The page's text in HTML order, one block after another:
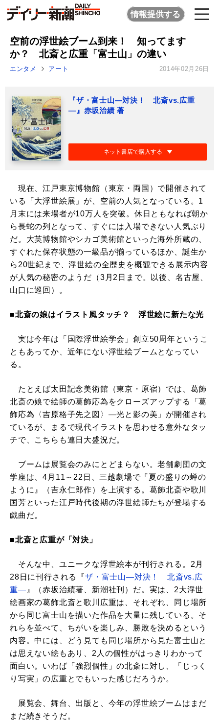
情報提供する
空前の浮世絵ブーム到来！ 知ってます
か？ 北斎と広重「富士山」の違い
エンタメ アート 2014年02月26日
『ザ・富士山―対決！ 北斎vs.広重
―』赤坂治績 著
ネット書店で購入する
現在、江戸東京博物館（東京・両国）で開催されて
いる「大浮世絵展」が、空前の人気となっている。1
月末には来場者が10万人を突破。休日ともなれば朝か
ら長蛇の列となって、すぐには入場できない人気ぶり
だ。大英博物館やシカゴ美術館といった海外所蔵の、
すぐれた保存状態の一級品が揃っているほか、誕生か
ら20世紀まで、浮世絵の全歴史を概観できる展示内容
が人気の秘密のようだ（3月2日まで。以後、名古屋、
山口に巡回）。
■北斎の娘はイラスト風タッチ？ 浮世絵に新たな光
実は今年は「国際浮世絵学会」創立50周年というこ
ともあってか、近年にない浮世絵ブームとなってい
る。
たとえば太田記念美術館（東京・原宿）では、葛飾
北斎の娘で絵師の葛飾応為をクローズアップする「葛
飾応為〈吉原格子先之図〉―光と影の美」が開催され
ているが、まるで現代イラストを思わせる意外なタッ
チで、こちらも連日大盛況だ。
ブームは展覧会のみにとどまらない。老舗劇団の文
学座は、4月11～22日、三越劇場で『夏の盛りの蝉の
ように』（吉永仁郎作）を上演する。葛飾北斎や歌川
国芳といった江戸時代後期の浮世絵師たちが登場する
戯曲だ。
■北斎と広重が「対決」
そんな中、ユニークな浮世絵本が刊行される。2月
28日に刊行される『ザ・富士山―対決！ 北斎vs.広
重― 』（赤坂治績著、新潮社刊）だ。実は、2大浮世
絵画家の葛飾北斎と歌川広重は、それぞれ、同じ場所
から同じ富士山を描いた作品を大量に残している。そ
れらを並べて、ちがいを楽しみ、勝敗を決めるという
内容。中には、どう見ても同じ場所から見た富士山と
は思えない絵もあり、2人の個性がはっきりわかって
面白い。いわば「強烈個性」の北斎に対し、「じっく
り写実」の広重とでもいった感じだろうか。
展覧会、舞台、出版と、今年の浮世絵ブームはまだ
まだ続きそうだ。